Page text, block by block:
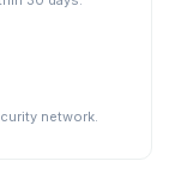
network.